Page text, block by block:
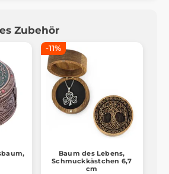
Zubehör
-11%
Baum des Lebens,
Schmuckkästchen 6,7
cm